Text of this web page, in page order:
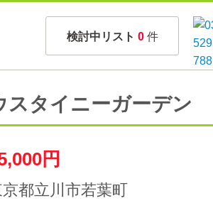
検討中リスト 0 件
スタイニーガーデン
円
京都立川市若葉町